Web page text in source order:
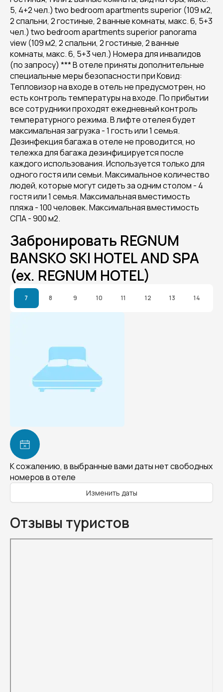
5, 4+2 чел.) two bedroom apartments superior (109 м2,
2 спальни, 2 гостиные, 2 ванные комнаты, макс. 6, 5+3
чел.) two bedroom apartments superior panorama
view (109 м2, 2 спальни, 2 гостиные, 2 ванные
комнаты, макс. 6, 5+3 чел.) Номера для инвалидов
(по запросу) *** В отеле приняты дополнительные
специальные меры безопасности при Ковид:
Тепловизор на входе в отель не предусмотрен, но
есть контроль температуры на входе. По прибытии
все сотрудники проходят ежедневный контроль
температурного режима. В лифте отелея будет
максимальная загрузка - 1 гость или 1 семья.
Дезинфекция багажа в отеле не проводится, но
тележка для багажа дезинфицируется после
каждого использования. Используется только для
одного гостя или семьи. Максимальное количество
людей, которые могут сидеть за одним столом - 4
гостя или 1 семья. Максимальная вместимость
пляжа - 100 человек. Максимальная вместимость
СПА - 900 м2.
Забронировать REGNUM
BANSKO SKI HOTEL AND SPA
(ex. REGNUM HOTEL)
7 8 9 10 11 12 13 14
К сожалению, в выбранные вами даты нет свободных
номеров в отеле
Изменить даты
Отзывы туристов